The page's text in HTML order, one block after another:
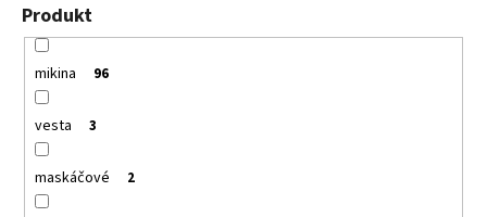
Produkt
mikina 96
vesta 3
maskáčové 2